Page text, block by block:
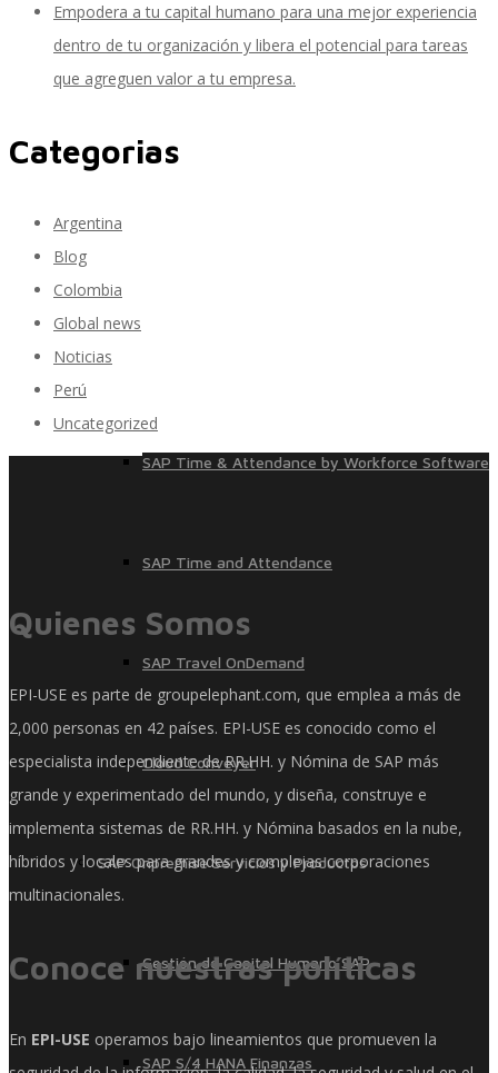
Firma Electrónica con DocuSign
SAP SuccessFactors Training Education
SAP Time & Attendance by Workforce Software
SAP Time and Attendance
SAP Travel OnDemand
Cloud Conveyer
SAP Onpremise Servicios y Productos
Gestión de Capital Humano SAP
SAP S/4 HANA Finanzas
Empodera a tu capital humano para una mejor experiencia
dentro de tu organización y libera el potencial para tareas
que agreguen valor a tu empresa.
Categorias
Argentina
Blog
Colombia
Global news
Noticias
Perú
Uncategorized
Quienes Somos
EPI-USE es parte de groupelephant.com, que emplea a más de
2,000 personas en 42 países. EPI-USE es conocido como el
especialista independiente de RR.HH. y Nómina de SAP más
grande y experimentado del mundo, y diseña, construye e
implementa sistemas de RR.HH. y Nómina basados ​​en la nube,
híbridos y locales para grandes y complejas corporaciones
multinacionales.
Conoce nuestras políticas
En EPI-USE operamos bajo lineamientos que promueven la